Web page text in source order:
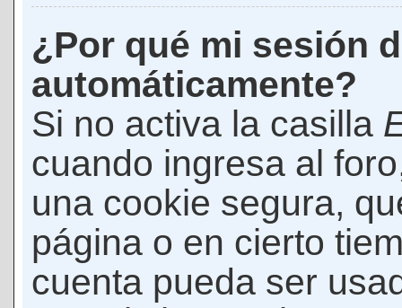
¿Por qué mi sesión
automáticamente?
Si no activa la casilla
cuando ingresa al
una cookie segura,
página o en cierto
cuenta pueda ser